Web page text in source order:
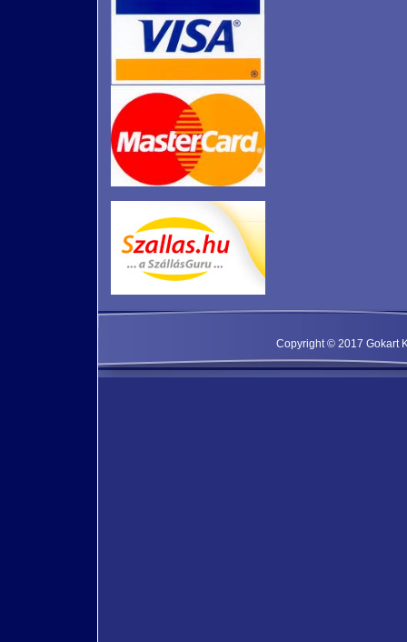
Copyright © 2017 Gokart